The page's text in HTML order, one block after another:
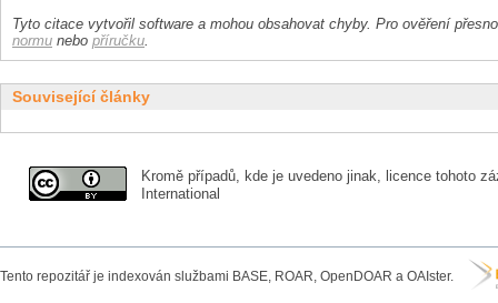
Tyto citace vytvořil software a mohou obsahovat chyby. Pro ověření
normu nebo příručku.
Související články
Kromě případů, kde je uvedeno jinak, licence tohoto
International
Tento repozitář je indexován službami BASE, ROAR, OpenDOAR a OAIster.